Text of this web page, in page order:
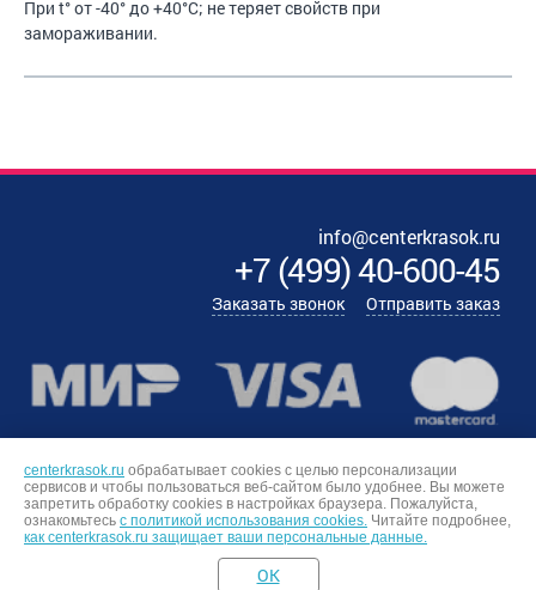
При t° от -40° до +40°С; не теряет свойств при
замораживании.
info@centerkrasok.ru
+7(499)40-600-45
Заказать звонок Отправить заказ
centerkrasok.ru обрабатывает cookies с целью персонализации
сервисов и чтобы пользоваться веб-сайтом было удобнее. Вы можете
запретить обработку сookies в настройках браузера. Пожалуйста,
ознакомьтесь с политикой использования cookies. Читайте подробнее,
как centerkrasok.ru защищает ваши персональные данные.
OK